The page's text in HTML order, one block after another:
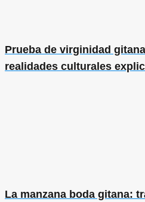
Prueba de virginidad
realidades culturales
La manzana boda gitana: